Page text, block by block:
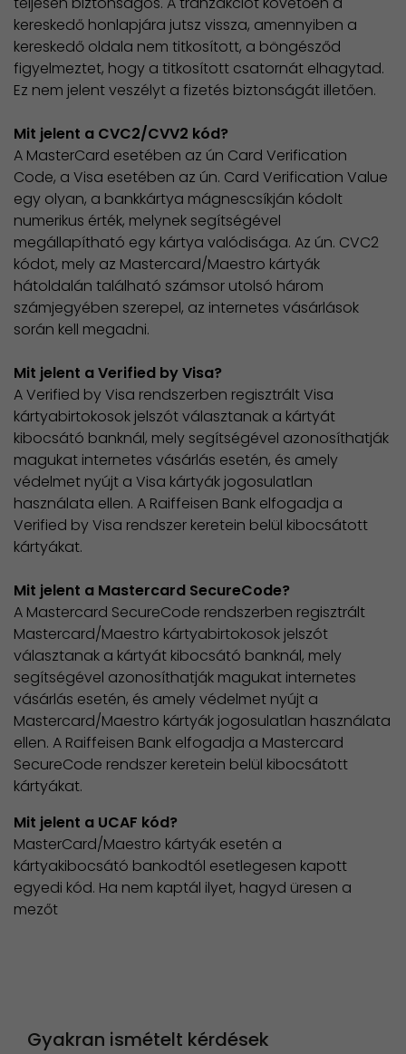
kereskedő honlapjára jutsz vissza, amennyiben a
kereskedő oldala nem titkosított, a böngésződ
figyelmeztet, hogy a titkosított csatornát elhagytad.
Ez nem jelent veszélyt a fizetés biztonságát illetően.
Mit jelent a CVC2/CVV2 kód?
A MasterCard esetében az ún Card Verification
Code, a Visa esetében az ún. Card Verification Value
egy olyan, a bankkártya mágnescsíkján kódolt
numerikus érték, melynek segítségével
megállapítható egy kártya valódisága. Az ún. CVC2
kódot, mely az Mastercard/Maestro kártyák
hátoldalán található számsor utolsó három
számjegyében szerepel, az internetes vásárlások
során kell megadni.
Mit jelent a Verified by Visa?
A Verified by Visa rendszerben regisztrált Visa
kártyabirtokosok jelszót választanak a kártyát
kibocsátó banknál, mely segítségével azonosíthatják
magukat internetes vásárlás esetén, és amely
védelmet nyújt a Visa kártyák jogosulatlan
használata ellen. A Raiffeisen Bank elfogadja a
Verified by Visa rendszer keretein belül kibocsátott
kártyákat.
Mit jelent a Mastercard SecureCode?
A Mastercard SecureCode rendszerben regisztrált
Mastercard/Maestro kártyabirtokosok jelszót
választanak a kártyát kibocsátó banknál, mely
segítségével azonosíthatják magukat internetes
vásárlás esetén, és amely védelmet nyújt a
Mastercard/Maestro kártyák jogosulatlan használata
ellen. A Raiffeisen Bank elfogadja a Mastercard
SecureCode rendszer keretein belül kibocsátott
kártyákat.
Mit jelent a UCAF kód?
MasterCard/Maestro kártyák esetén a
kártyakibocsátó bankodtól esetlegesen kapott
egyedi kód. Ha nem kaptál ilyet, hagyd üresen a
mezőt
Gyakran ismételt kérdések